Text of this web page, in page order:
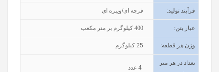
فرآیند تولید: فرچه ای/ویبره ای
عیار بتن:
400 کیلوگرم بر متر مکعب
وزن هر قطعه: 25 کیلوگرم
تعداد در هر متر
4 عدد